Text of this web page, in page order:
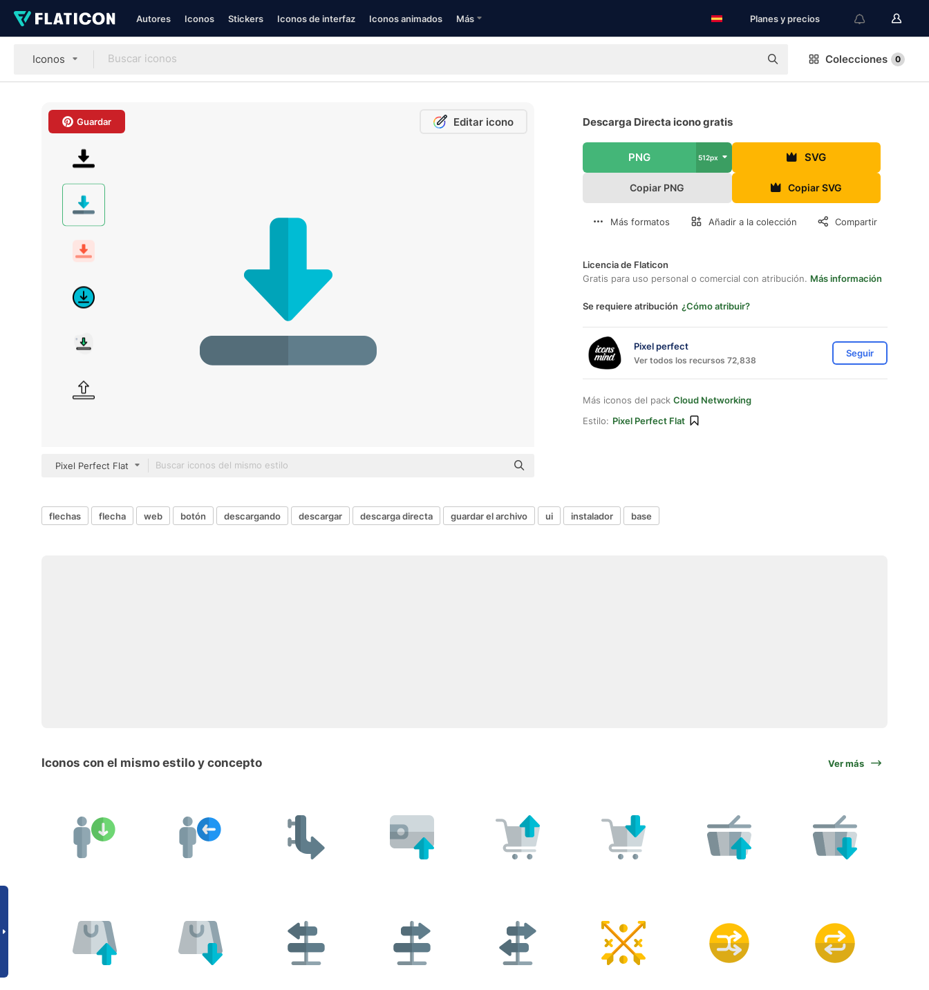
Autores Iconos Stickers Iconos de interfaz Iconos animados Más Planes y precios
Iconos Colecciones 0
Guardar Editar icono
Pixel Perfect Flat
Descarga Directa icono gratis
PNG 512px SVG
Copiar PNG Copiar SVG
Más formatos Añadir a la colección Compartir
Licencia de Flaticon
Gratis para uso personal o comercial con atribución. Más información
Se requiere atribución ¿Cómo atribuir?
Pixel perfect
Ver todos los recursos 72,838
Seguir
Más iconos del pack Cloud Networking
Estilo: Pixel Perfect Flat
flechas flecha web botón descargando descargar descarga directa guardar el archivo ui instalador base
Iconos con el mismo estilo y concepto Ver más